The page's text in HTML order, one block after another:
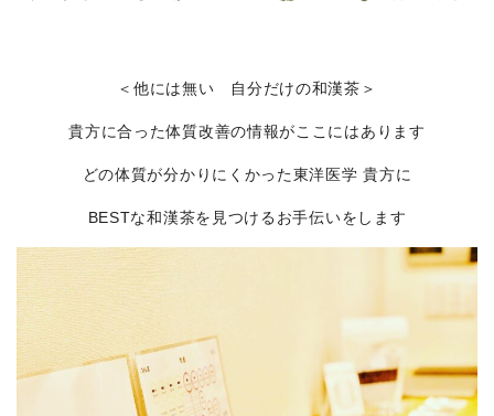
＜他には無い 自分だけの和漢茶＞
貴方に合った体質改善の情報がここにはあります
どの体質が分かりにくかった東洋医学 貴方に
BESTな和漢茶を見つけるお手伝いをします